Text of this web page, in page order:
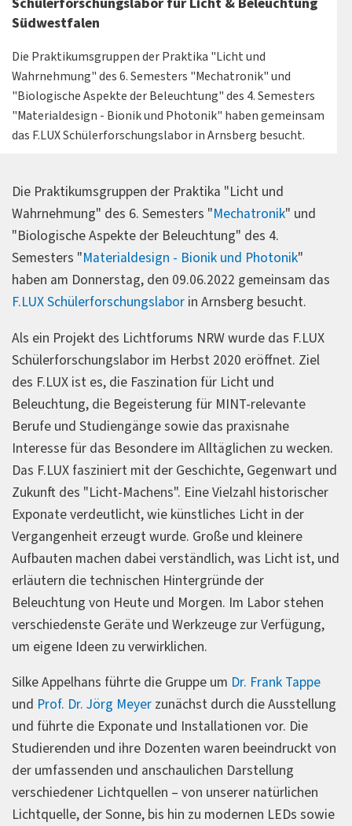
Südwestfalen
Die Praktikumsgruppen der Praktika "Licht und
Wahrnehmung" des 6. Semesters "Mechatronik" und
"Biologische Aspekte der Beleuchtung" des 4. Semesters
"Materialdesign - Bionik und Photonik" haben gemeinsam
das F.LUX Schülerforschungslabor in Arnsberg besucht.
Die Praktikumsgruppen der Praktika "Licht und
Wahrnehmung" des 6. Semesters "Mechatronik" und
"Biologische Aspekte der Beleuchtung" des 4.
Semesters "Materialdesign - Bionik und Photonik"
haben am Donnerstag, den 09.06.2022 gemeinsam das
F.LUX Schülerforschungslabor in Arnsberg besucht.
Als ein Projekt des Lichtforums NRW wurde das F.LUX
Schülerforschungslabor im Herbst 2020 eröffnet. Ziel
des F.LUX ist es, die Faszination für Licht und
Beleuchtung, die Begeisterung für MINT-relevante
Berufe und Studiengänge sowie das praxisnahe
Interesse für das Besondere im Alltäglichen zu wecken.
Das F.LUX fasziniert mit der Geschichte, Gegenwart und
Zukunft des "Licht-Machens". Eine Vielzahl historischer
Exponate verdeutlicht, wie künstliches Licht in der
Vergangenheit erzeugt wurde. Große und kleinere
Aufbauten machen dabei verständlich, was Licht ist, und
erläutern die technischen Hintergründe der
Beleuchtung von Heute und Morgen. Im Labor stehen
verschiedenste Geräte und Werkzeuge zur Verfügung,
um eigene Ideen zu verwirklichen.
Silke Appelhans führte die Gruppe um Dr. Frank Tappe
und Prof. Dr. Jörg Meyer zunächst durch die Ausstellung
und führte die Exponate und Installationen vor. Die
Studierenden und ihre Dozenten waren beeindruckt von
der umfassenden und anschaulichen Darstellung
verschiedener Lichtquellen – von unserer natürlichen
Lichtquelle, der Sonne, bis hin zu modernen LEDs sowie